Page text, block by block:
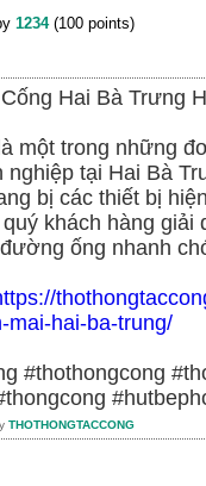
1234 (100 points)
Hai Bà Trưng
một trong những
nghiệp tại Hai Bà
bị các thiết bị
khách hàng
ống nhanh
mai-hai-ba-trung/
#thothongcong
THOTHONGTACCONG